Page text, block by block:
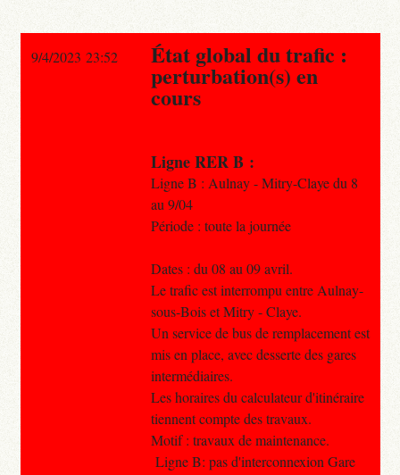
9/4/2023 23:52 État global du trafic :
perturbation(s) en
cours
Ligne RER B :
Ligne B : Aulnay - Mitry-Claye du 8
au 9/04
Période : toute la journée
Dates : du 08 au 09 avril.
Le trafic est interrompu entre Aulnay-
sous-Bois et Mitry - Claye.
Un service de bus de remplacement est
mis en place, avec desserte des gares
intermédiaires.
Les horaires du calculateur d'itinéraire
tiennent compte des travaux.
Motif : travaux de maintenance.
Ligne B: pas d'interconnexion Gare